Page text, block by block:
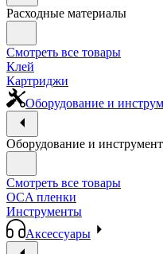
Расходные материалы
Смотреть все товары
Клей
Картриджи
Оборудование и
Оборудование и
Смотреть все товары
OCA пленки
Инструменты
Аксессуары